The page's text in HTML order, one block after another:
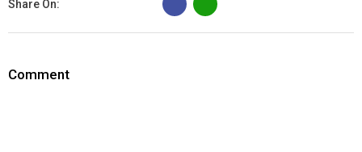
Share On:
Comment